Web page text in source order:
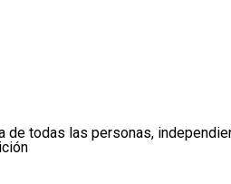
de todas las personas,